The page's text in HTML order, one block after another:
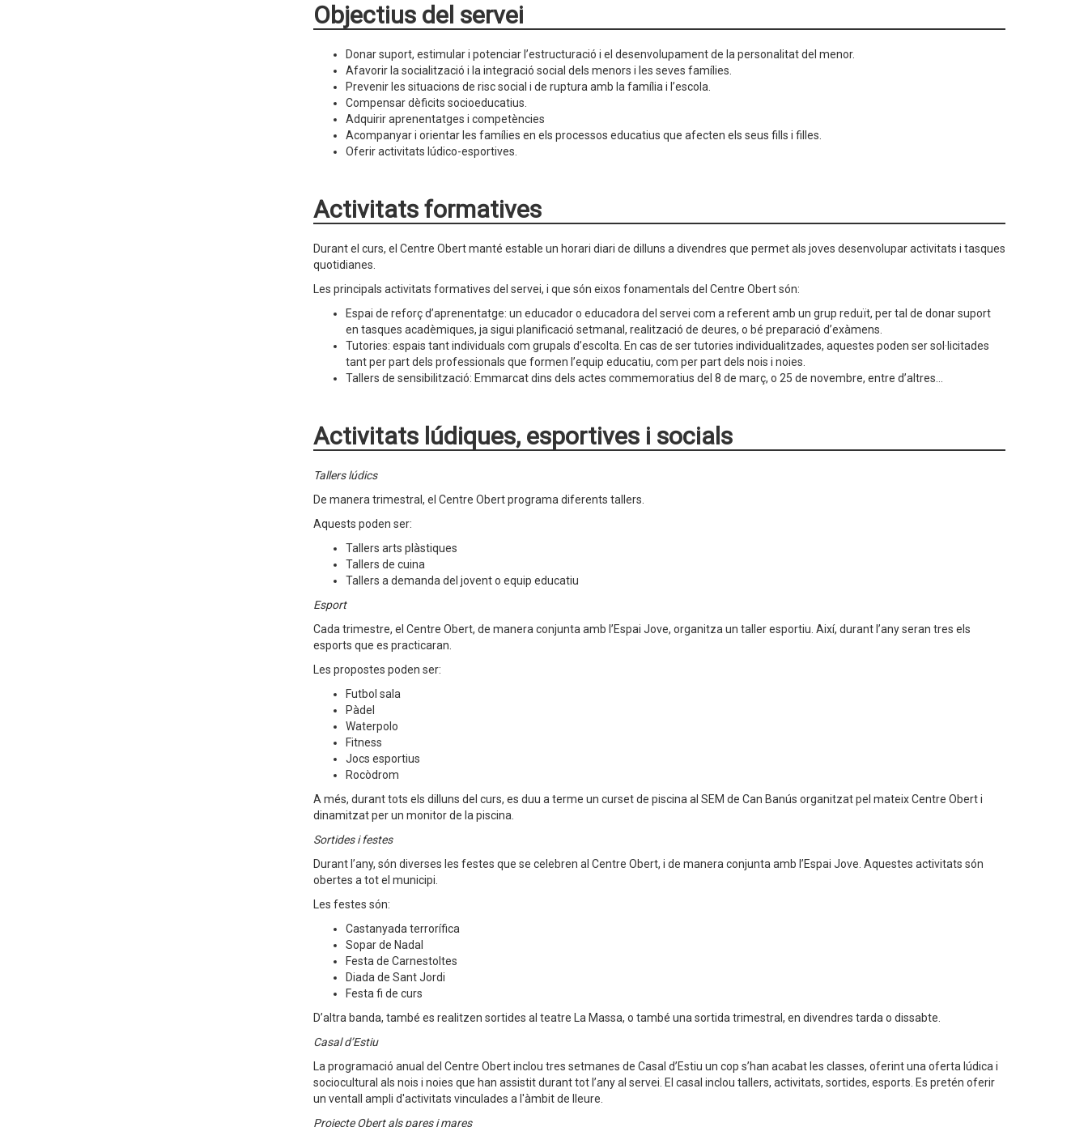
Objectius del servei
Donar suport, estimular i potenciar l’estructuració i el desenvolupament de la personalitat del menor.
Afavorir la socialització i la integració social dels menors i les seves famílies.
Prevenir les situacions de risc social i de ruptura amb la família i l’escola.
Compensar dèficits socioeducatius.
Adquirir aprenentatges i competències
Acompanyar i orientar les famílies en els processos educatius que afecten els seus fills i filles.
Oferir activitats lúdico-esportives.
Activitats formatives
Durant el curs, el Centre Obert manté estable un horari diari de dilluns a divendres que permet als joves desenvolupar activitats i tasques
quotidianes.
Les principals activitats formatives del servei, i que són eixos fonamentals del Centre Obert són:
Espai de reforç d’aprenentatge: un educador o educadora del servei com a referent amb un grup reduït, per tal de donar suport
en tasques acadèmiques, ja sigui planificació setmanal, realització de deures, o bé preparació d’exàmens.
Tutories: espais tant individuals com grupals d’escolta. En cas de ser tutories individualitzades, aquestes poden ser sol·licitades
tant per part dels professionals que formen l’equip educatiu, com per part dels nois i noies.
Tallers de sensibilització: Emmarcat dins dels actes commemoratius del 8 de març, o 25 de novembre, entre d’altres...
Activitats lúdiques, esportives i socials
Tallers lúdics
De manera trimestral, el Centre Obert programa diferents tallers.
Aquests poden ser:
Tallers arts plàstiques
Tallers de cuina
Tallers a demanda del jovent o equip educatiu
Esport
Cada trimestre, el Centre Obert, de manera conjunta amb l’Espai Jove, organitza un taller esportiu. Així, durant l’any seran tres els
esports que es practicaran.
Les propostes poden ser:
Futbol sala
Pàdel
Waterpolo
Fitness
Jocs esportius
Rocòdrom
A més, durant tots els dilluns del curs, es duu a terme un curset de piscina al SEM de Can Banús organitzat pel mateix Centre Obert i
dinamitzat per un monitor de la piscina.
Sortides i festes
Durant l’any, són diverses les festes que se celebren al Centre Obert, i de manera conjunta amb l’Espai Jove. Aquestes activitats són
obertes a tot el municipi.
Les festes són:
Castanyada terrorífica
Sopar de Nadal
Festa de Carnestoltes
Diada de Sant Jordi
Festa fi de curs
D’altra banda, també es realitzen sortides al teatre La Massa, o també una sortida trimestral, en divendres tarda o dissabte.
Casal d’Estiu
La programació anual del Centre Obert inclou tres setmanes de Casal d’Estiu un cop s’han acabat les classes, oferint una oferta lúdica i
sociocultural als nois i noies que han assistit durant tot l’any al servei. El casal inclou tallers, activitats, sortides, esports. Es pretén oferir
un ventall ampli d'activitats vinculades a l'àmbit de lleure.
Projecte Obert als pares i mares